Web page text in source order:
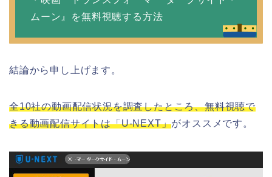
ムーン』を無料視聴する方法
結論から申し上げます。
全10社の動画配信状況を調査したところ、無料視聴で
きる動画配信サイトは「U-NEXT」がオススメです。